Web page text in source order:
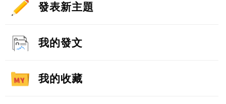
發表新主題
我的發文
我的收藏